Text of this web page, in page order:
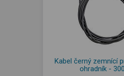
Kabel černý zemnící
ohradník -